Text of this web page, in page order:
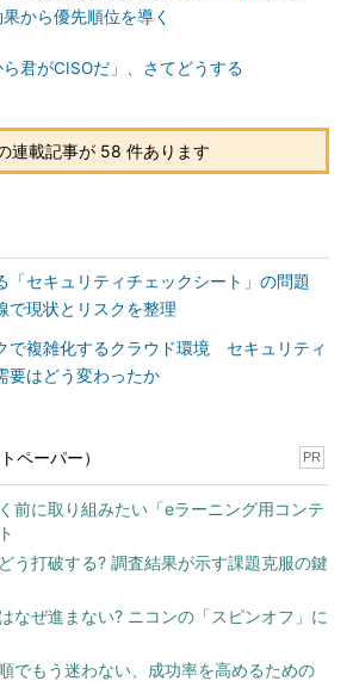
から優先順位を導く
ら君がCISOだ」、さてどうする
連載記事が 58 件あります
「セキュリティチェックシート」の問題
で現状とリスクを整理
で複雑化するクラウド環境 セキュリティ
要はどう変わったか
ペーパー） PR
前に取り組みたい「eラーニング用コンテ
う打破する? 調査結果が示す課題克服の鍵
なぜ進まない? ニコンの「スピンオフ」に
でもう迷わない、成功率を高めるための